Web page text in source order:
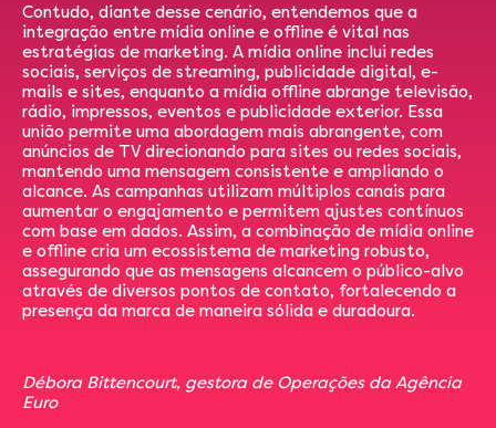
Contudo, diante desse cenário, entendemos que a
integração entre mídia online e offline é vital nas
estratégias de marketing. A mídia online inclui redes
sociais, serviços de streaming, publicidade digital, e-
mails e sites, enquanto a mídia offline abrange televisão,
rádio, impressos, eventos e publicidade exterior. Essa
união permite uma abordagem mais abrangente, com
anúncios de TV direcionando para sites ou redes sociais,
mantendo uma mensagem consistente e ampliando o
alcance. As campanhas utilizam múltiplos canais para
aumentar o engajamento e permitem ajustes contínuos
com base em dados. Assim, a combinação de mídia online
e offline cria um ecossistema de marketing robusto,
assegurando que as mensagens alcancem o público-alvo
através de diversos pontos de contato, fortalecendo a
presença da marca de maneira sólida e duradoura.
Débora Bittencourt, gestora de Operações da Agência
Euro